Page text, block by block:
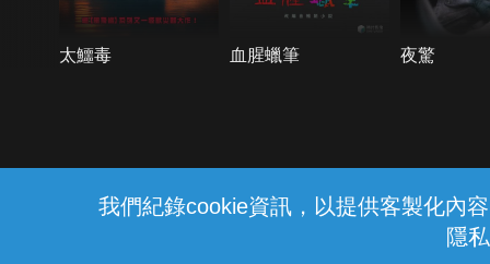
我們紀錄cookie資訊，以提供客製化內
隱
太鱷毒 血腥蠟筆 夜驚